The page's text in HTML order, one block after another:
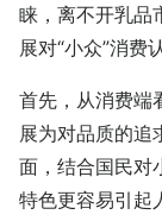
睐，离不开乳品
展对“小众”消费
首先，从消费端
展为对品质的追
面，结合国民对
特色更容易引起